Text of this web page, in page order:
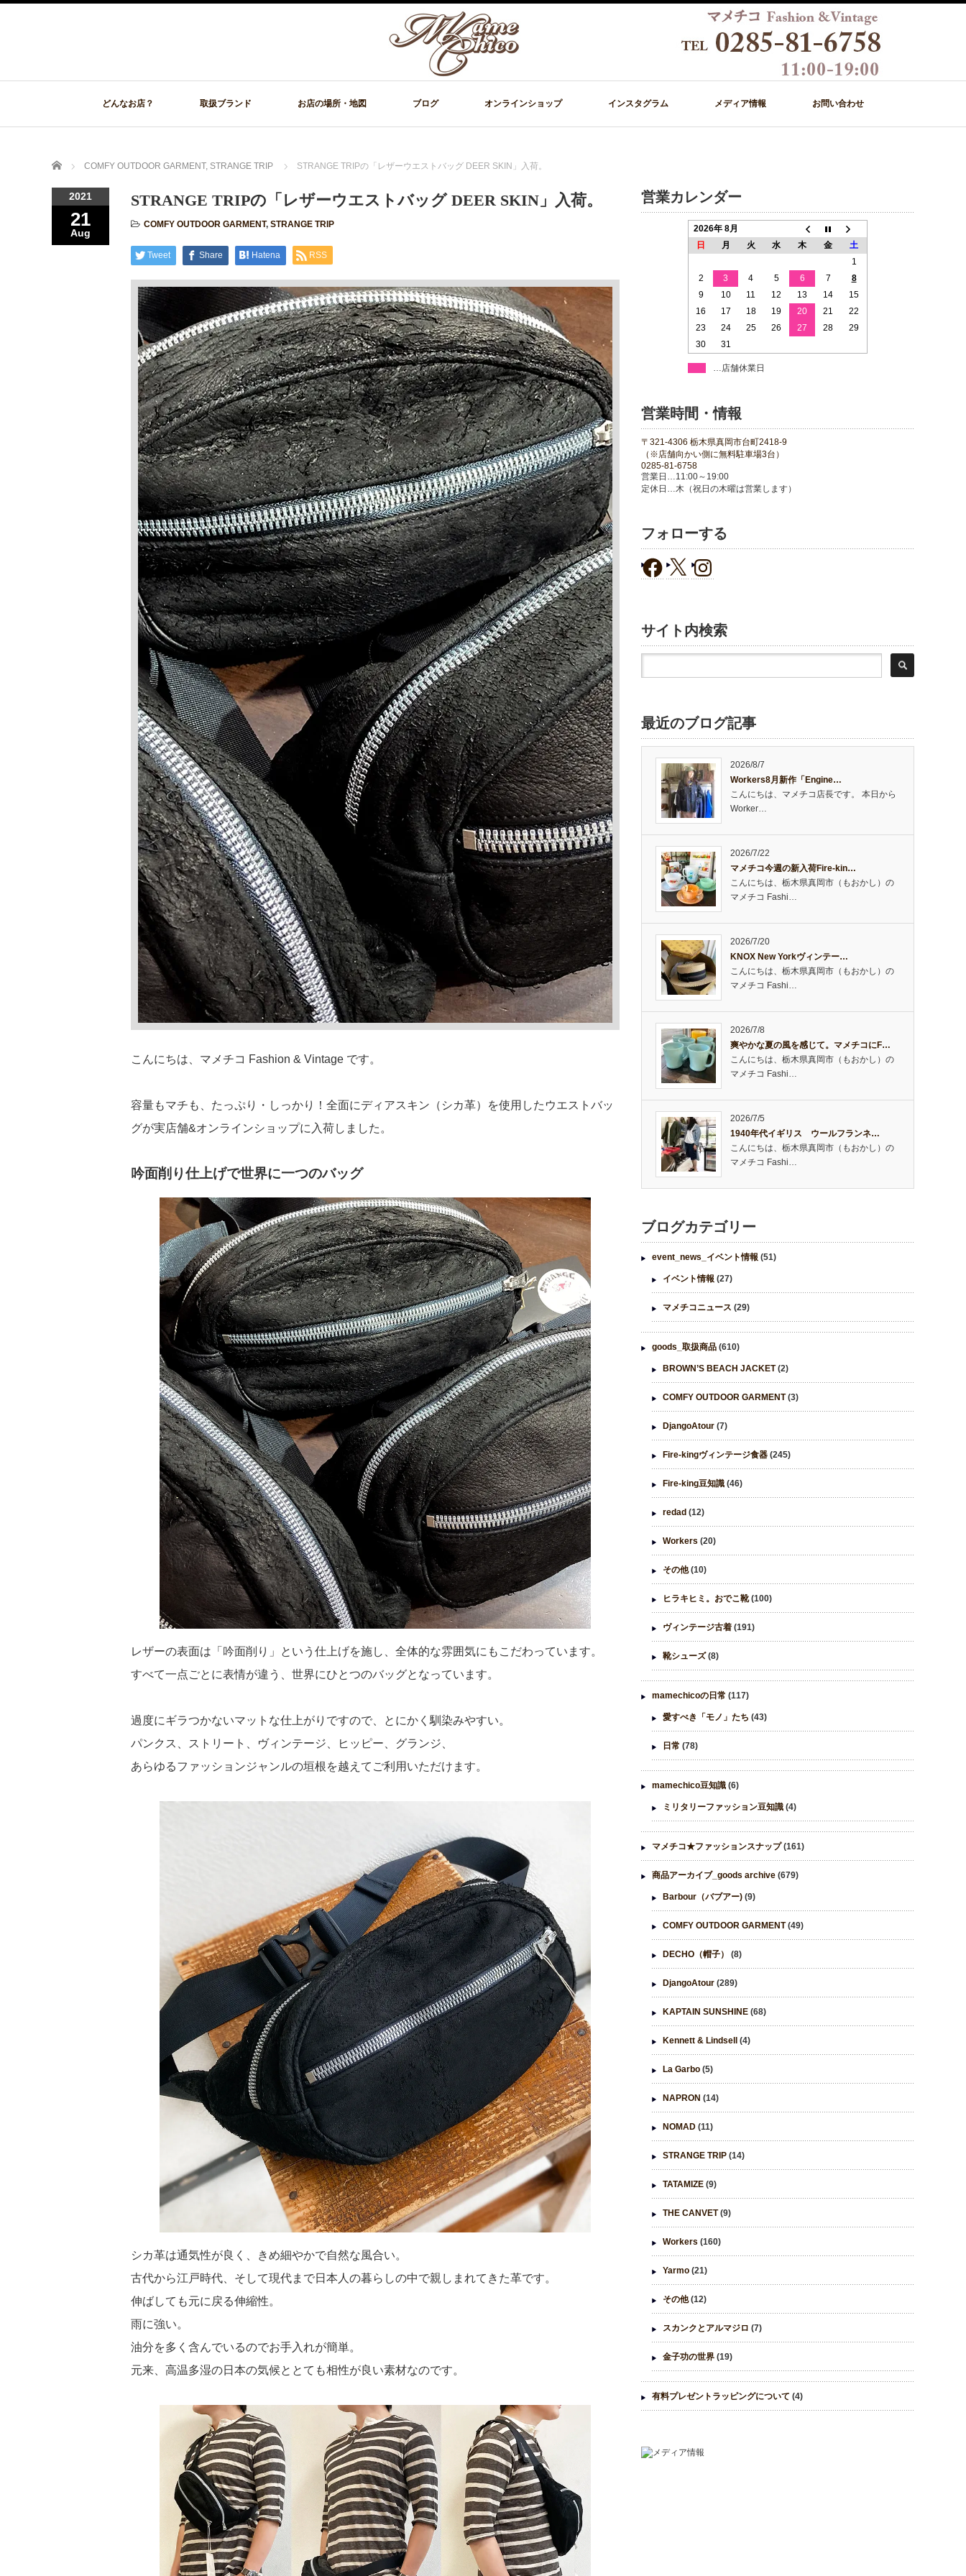
どんなお店？ 取扱ブランド お店の場所・地図 ブログ オンラインショップ インスタグラム メディア情報 お問い合わせ
Home COMFY OUTDOOR GARMENT, STRANGE TRIP STRANGE TRIPの「レザーウエストバッグ DEER SKIN」入荷。
2021
21
Aug
STRANGE TRIPの「レザーウエストバッグ DEER SKIN」入荷。
COMFY OUTDOOR GARMENT, STRANGE TRIP
Tweet Share Hatena RSS
こんにちは、マメチコ Fashion & Vintage です。
容量もマチも、たっぷり・しっかり！全面にディアスキン（シカ革）を使用したウエストバッ
グが実店舗&オンラインショップに入荷しました。
吟面削り仕上げで世界に一つのバッグ
レザーの表面は「吟面削り」という仕上げを施し、全体的な雰囲気にもこだわっています。
すべて一点ごとに表情が違う、世界にひとつのバッグとなっています。
過度にギラつかないマットな仕上がりですので、とにかく馴染みやすい。
パンクス、ストリート、ヴィンテージ、ヒッピー、グランジ、
あらゆるファッションジャンルの垣根を越えてご利用いただけます。
シカ革は通気性が良く、きめ細やかで自然な風合い。
古代から江戸時代、そして現代まで日本人の暮らしの中で親しまれてきた革です。
伸ばしても元に戻る伸縮性。
雨に強い。
油分を多く含んでいるのでお手入れが簡単。
元来、高温多湿の日本の気候ととても相性が良い素材なのです。
営業カレンダー
2026年 8月
日
月 火 水 木 金
土
1
2
3 4 5 6 7
8
9
10 11 12 13 14
15
16
17 18 19 20 21
22
23
24 25 26 27 28
29
30
31
…店舗休業日
営業時間・情報
〒321-4306 栃木県真岡市台町2418-9
（※店舗向かい側に無料駐車場3台）
0285-81-6758
営業日…11:00～19:00
定休日…木（祝日の木曜は営業します）
フォローする
サイト内検索
最近のブログ記事
2026/8/7
Workers8月新作「Engine…
こんにちは、マメチコ店長です。 本日から
Worker…
2026/7/22
マメチコ今週の新入荷Fire-kin…
こんにちは、栃木県真岡市（もおかし）の
マメチコ Fashi…
2026/7/20
KNOX New Yorkヴィンテー…
こんにちは、栃木県真岡市（もおかし）の
マメチコ Fashi…
2026/7/8
爽やかな夏の風を感じて。マメチコにF…
こんにちは、栃木県真岡市（もおかし）の
マメチコ Fashi…
2026/7/5
1940年代イギリス ウールフランネ…
こんにちは、栃木県真岡市（もおかし）の
マメチコ Fashi…
ブログカテゴリー
event_news_イベント情報 (51)
イベント情報 (27)
マメチコニュース (29)
goods_取扱商品 (610)
BROWN’S BEACH JACKET(2)
COMFY OUTDOOR GARMENT(3)
DjangoAtour (7)
Fire-kingヴィンテージ食器 (245)
Fire-king豆知識 (46)
redad (12)
Workers (20)
その他(10)
ヒラキヒミ。おでこ靴(100)
ヴィンテージ古着 (191)
靴シューズ(8)
mamechicoの日常 (117)
愛すべき「モノ」たち (43)
日常 (78)
mamechico豆知識 (6)
ミリタリーファッション豆知識 (4)
マメチコ★ファッションスナップ(161)
商品アーカイブ_goods archive (679)
Barbour（バブアー) (9)
COMFY OUTDOOR GARMENT(49)
DECHO（帽子） (8)
DjangoAtour (289)
KAPTAIN SUNSHINE (68)
Kennett & Lindsell (4)
La Garbo (5)
NAPRON (14)
NOMAD (11)
STRANGE TRIP (14)
TATAMIZE (9)
THE CANVET(9)
Workers (160)
Yarmo (21)
その他(12)
スカンクとアルマジロ (7)
金子功の世界 (19)
有料プレゼントラッピングについて (4)